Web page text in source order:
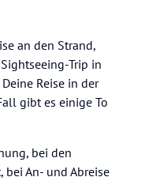
an den Strand,
Trip in
Reise in der
gibt es einige To
bei den
bei An- und Abreise